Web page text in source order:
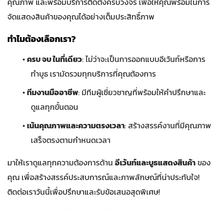
จัดแสดงสินค้าของคุณได้อย่างเต็มประสิทธิ์ภาพ
ทำไมต้องเลือกเรา?
•ครบ จบ ในที่เดียว: ไม่ว่าจะเป็นการออกแบบอีเว้นท์หรือการ
ทำบูธ เรามัดรวมทุกบริการที่คุณต้องการ
•ทีมงานมืออาชีพ: มีทีมผู้เชี่ยวชาญที่พร้อมให้คำปรึกษาและ
ดูแลทุกขั้นตอน
•เน้นคุณภาพและความตรงเวลา: สร้างสรรค์งานที่มีคุณภาพ
เสร็จตรงตามกำหนดเวลา
มาให้เราดูแลทุกความต้องการด้าน อีเว้นท์และบูธแสดงสินค้าของ
คุณ เพื่อสร้างสรรค์ประสบการณ์และภาพลักษณ์ที่น่าประทับใจ!
ติดต่อเราวันนี้เพื่อปรึกษาและรับข้อเสนอสุดพิเศษ!